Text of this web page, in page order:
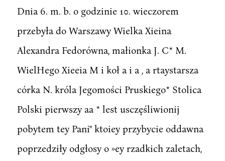
Dnia 6. m. b. o godzinie 10. wieczorem
przebyła do Warszawy Wielka Xieina
Alexandra Fedorówna, małionka J. C* M.
WielHego Xieeia M i koł a i a , a rtaystarsza
córka N. króla Jegomości Pruskiego* Stolica
Polski pierwszy aa * lest usczęśliwionij
pobytem tey Pani" ktoiey przybycie oddawna
poprzedziły odgłosy o »ey rzadkich zaletach,